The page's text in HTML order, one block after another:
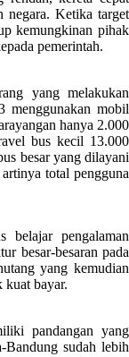
negara. Ketika target
kemungkinan pihak
pemerintah.
yang melakukan
menggunakan mobil
hanya 2.000
bus kecil 13.000
besar yang dilayani
total pengguna
belajar pengalaman
besar-besaran pada
yang kemudian
kuat bayar.
pandangan yang
Bandung sudah lebih